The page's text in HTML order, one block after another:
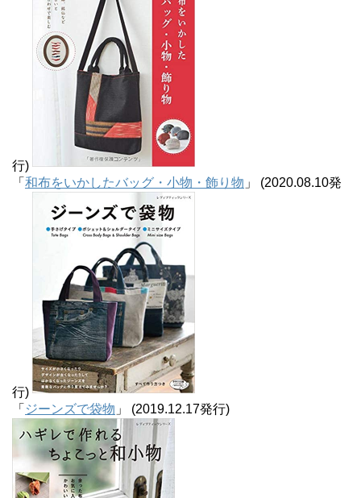
行)
「 和布をいかしたバッグ・小物・飾り物 」 (2020.08.10発
行)
「 ジーンズで袋物 」 (2019.12.17発行)